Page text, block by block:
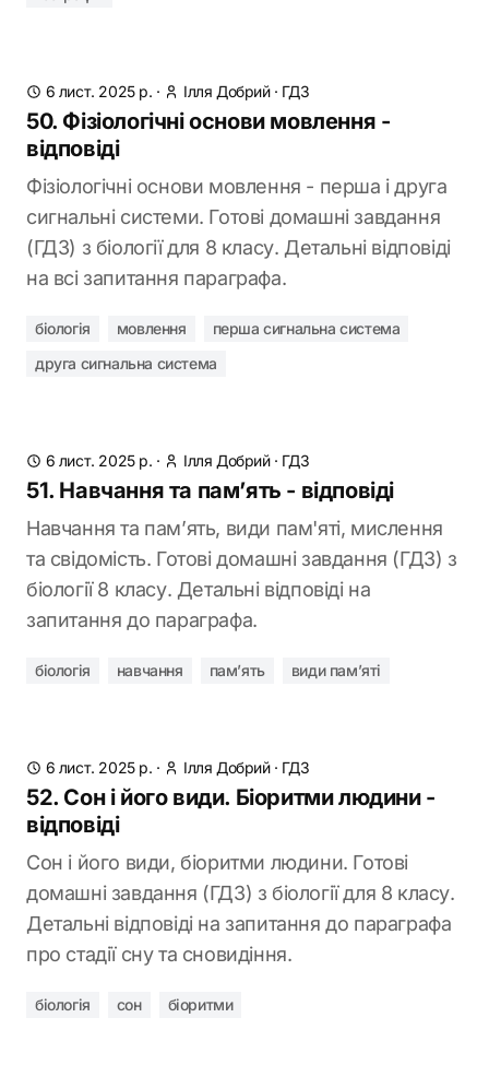
6 лист. 2025 р. · Ілля Добрий· ГДЗ
50. Фізіологічні основи мовлення -
відповіді
Фізіологічні основи мовлення - перша і друга
сигнальні системи. Готові домашні завдання
(ГДЗ) з біології для 8 класу. Детальні відповіді
на всі запитання параграфа.
біологія мовлення
перша сигнальна система
друга сигнальна система
6 лист. 2025 р. · Ілля Добрий· ГДЗ
51. Навчання та пам’ять - відповіді
Навчання та пам’ять, види пам'яті, мислення
та свідомість. Готові домашні завдання (ГДЗ) з
біології 8 класу. Детальні відповіді на
запитання до параграфа.
біологія навчання пам’ять види пам’яті
6 лист. 2025 р. · Ілля Добрий· ГДЗ
52. Сон і його види. Біоритми людини -
відповіді
Сон і його види, біоритми людини. Готові
домашні завдання (ГДЗ) з біології для 8 класу.
Детальні відповіді на запитання до параграфа
про стадії сну та сновидіння.
біологія сон біоритми